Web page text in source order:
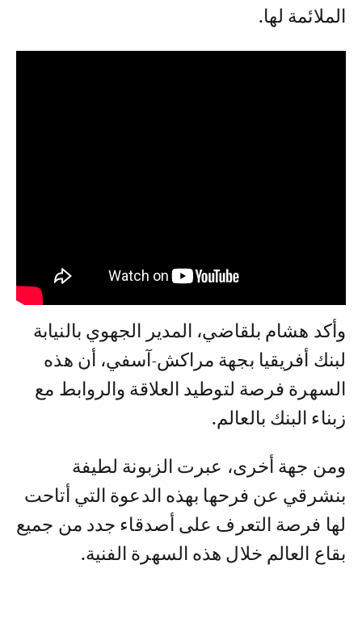
الملائمة لها.
وأكد هشام بلقاضي، المدير الجهوي بالنيابة
لبنك أفريقيا بجهة مراكش-آسفي، أن هذه
السهرة فرصة لتوطيد العلاقة والروابط مع
زبناء البنك بالعالم.
ومن جهة أخرى، عبرت الزبونة لطيفة
بنشرقي عن فرحها بهذه الدعوة التي أتاحت
لها فرصة التعرف على أصدقاء جدد من جميع
بقاع العالم خلال هذه السهرة الفنية.